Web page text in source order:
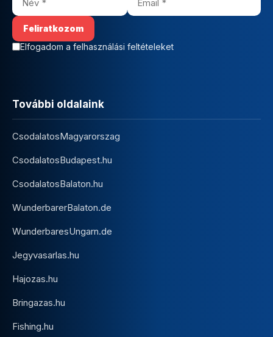
Elfogadom a felhasználási feltételeket
További oldalaink
CsodalatosMagyarorszag
CsodalatosBudapest.hu
CsodalatosBalaton.hu
WunderbarerBalaton.de
WunderbaresUngarn.de
Jegyvasarlas.hu
Hajozas.hu
Bringazas.hu
Fishing.hu